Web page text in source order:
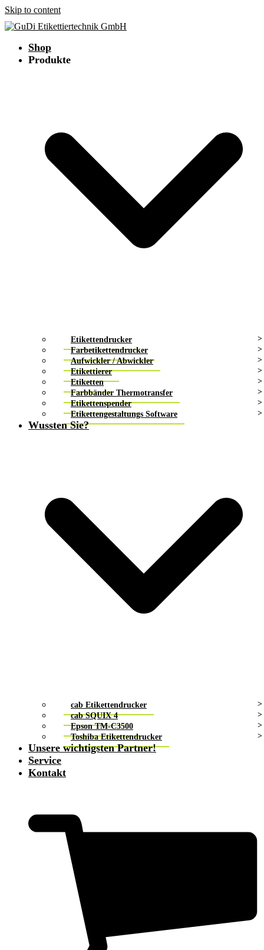
Skip to content
Shop
Produkte
Etikettendrucker
Farbetikettendrucker
Aufwickler / Abwickler
Etikettierer
Etiketten
Farbbänder Thermotransfer
Etikettenspender
Etikettengestaltungs Software
Wussten Sie?
cab Etikettendrucker
cab SQUIX 4
Epson TM-C3500
Toshiba Etikettendrucker
Unsere wichtigsten Partner!
Service
Kontakt